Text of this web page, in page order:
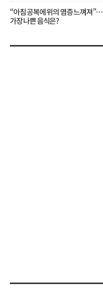
“아침 공복에 위의 염증 느껴져”…
가장 나쁜 음식은?